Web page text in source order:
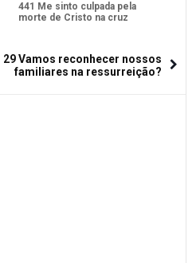
441 Me sinto culpada pela
morte de Cristo na cruz
29 Vamos reconhecer nossos
familiares na ressurreição?